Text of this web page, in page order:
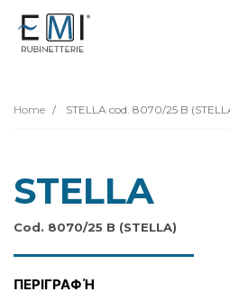
Home STELLA cod. 8070/25 B
STELLA
Cod. 8070/25 B (STELLA)
ΠΕΡΙΓΡΑΦΉ